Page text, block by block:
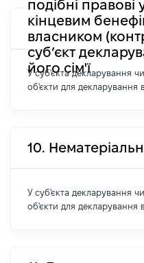
подібні правові
кінцевим
власником
суб’єкт
його сім'ї
У суб'єкта декларування чи
об'єкти для декларування
10.
У суб'єкта декларування чи
об'єкти для декларування